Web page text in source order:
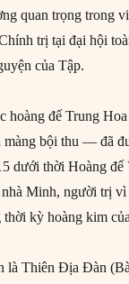
quan trọng trong
trị tại đại hội
của Tập.
đế Trung
màng bội thu — đã
dưới thời Hoàng
nhà Minh, người trị
thời kỳ hoàng kim
là Thiên Địa Đàn